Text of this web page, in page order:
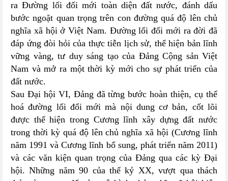
ra Đường lối đổi mới toàn diện đất nước, đánh dấu
bước ngoặt quan trọng trên con đường quá độ lên chủ
nghĩa xã hội ở Việt Nam. Đường lối đổi mới ra đời đã
đáp ứng đòi hỏi của thực tiễn lịch sử, thể hiện bản lĩnh
vững vàng, tư duy sáng tạo của Đảng Cộng sản Việt
Nam và mở ra một thời kỳ mới cho sự phát triển của
đất nước.
Sau Đại hội VI, Đảng đã từng bước hoàn thiện, cụ thể
hoá đường lối đổi mới mà nội dung cơ bản, cốt lõi
được thể hiện trong Cương lĩnh xây dựng đất nước
trong thời kỳ quá độ lên chủ nghĩa xã hội (Cương lĩnh
năm 1991 và Cương lĩnh bổ sung, phát triển năm 2011)
và các văn kiện quan trọng của Đảng qua các kỳ Đại
hội. Những năm 90 của thế kỷ XX, vượt qua thách